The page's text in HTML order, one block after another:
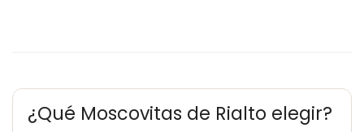
¿Qué Moscovitas de Rialto elegir?